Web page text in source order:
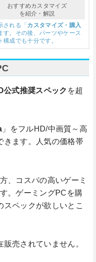
おすすめカスタマイズ
を紹介・解説
れる「 カスタマイズ・購入
す。その後、パーツやケース
成でも十分です。
公式推奨スペック を超
」をフルHD/中画質～高
きます。人気の価格帯
、コスパの高いゲーミ
。ゲーミングPCを購
スペックが欲しいとこ
売されていません。